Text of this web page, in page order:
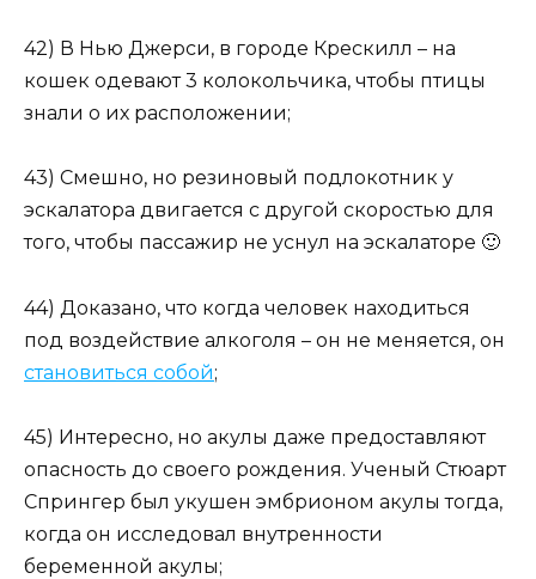
42) В Нью Джерси, в городе Крескилл – на
кошек одевают 3 колокольчика, чтобы птицы
знали о их расположении;
43) Смешно, но резиновый подлокотник у
эскалатора двигается с другой скоростью для
того, чтобы пассажир не уснул на эскалаторе 🙂
44) Доказано, что когда человек находиться
под воздействие алкоголя – он не меняется, он
становиться собой;
45) Интересно, но акулы даже предоставляют
опасность до своего рождения. Ученый Стюарт
Спрингер был укушен эмбрионом акулы тогда,
когда он исследовал внутренности
беременной акулы;